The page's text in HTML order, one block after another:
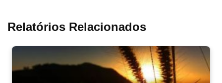
Relatórios Relacionados